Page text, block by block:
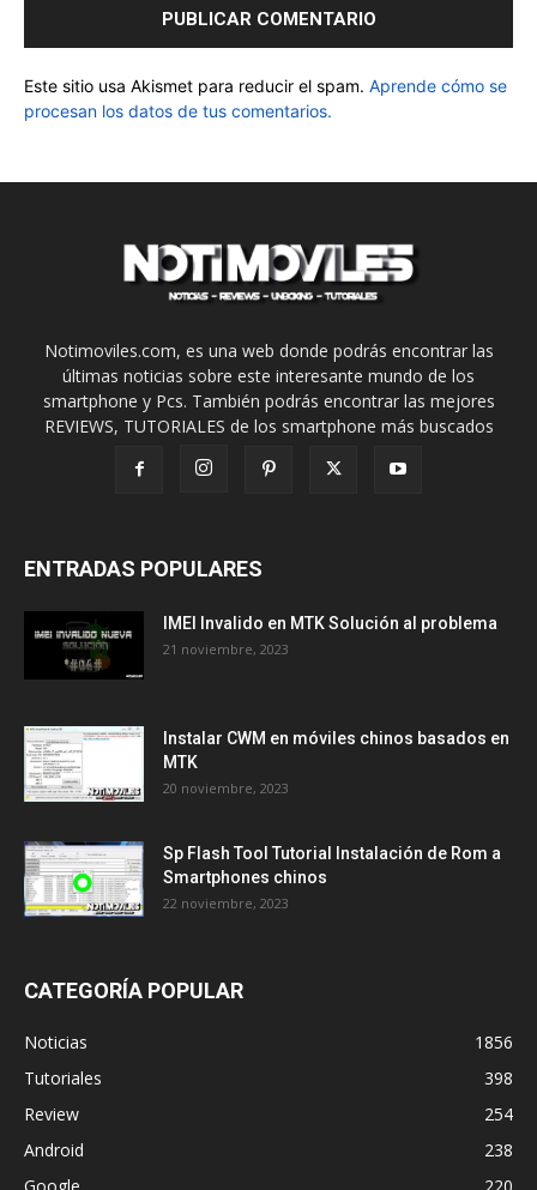
Este sitio usa Akismet para reducir el spam. Aprende cómo se
procesan los datos de tus comentarios.
Notimoviles.com, es una web donde podrás encontrar las
últimas noticias sobre este interesante mundo de los
smartphone y Pcs. También podrás encontrar las mejores
REVIEWS, TUTORIALES de los smartphone más buscados
ENTRADAS POPULARES
IMEI Invalido en MTK Solución al problema
21 noviembre, 2023
Instalar CWM en móviles chinos basados en
MTK
20 noviembre, 2023
Sp Flash Tool Tutorial Instalación de Rom a
Smartphones chinos
22 noviembre, 2023
CATEGORÍA POPULAR
Noticias
1856
Tutoriales
398
Review
254
Android
238